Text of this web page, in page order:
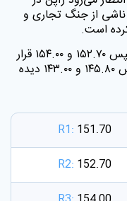
ناشی از جنگ تجاری و
است.
مقاومت‌های کلیدی در سطوح ۱۵۱.۷۰، سپس ۱۵۲.۷۰ و ۱۵۴.۰۰ قرار
دارند. سطوح حمایت نیز در ۱۴۷.۰۰، سپس ۱۴۵.۸۰ و ۱۴۳.۰۰ دیده
R1: 151.70
R2: 152.70